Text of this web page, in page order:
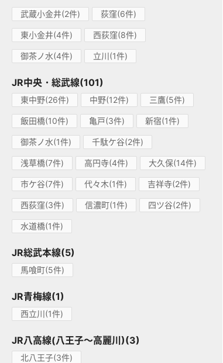
武蔵小金井(2件) 荻窪(6件)
東小金井(4件) 西荻窪(8件)
御茶ノ水(4件) 立川(1件)
JR中央・総武線(101)
東中野(26件) 中野(12件) 三鷹(5件)
飯田橋(10件) 亀戸(3件) 新宿(1件)
御茶ノ水(1件) 千駄ケ谷(2件)
浅草橋(7件) 高円寺(4件) 大久保(14件)
市ケ谷(7件) 代々木(1件) 吉祥寺(2件)
西荻窪(3件) 信濃町(1件) 四ツ谷(2件)
水道橋(1件)
JR総武本線(5)
馬喰町(5件)
JR青梅線(1)
西立川(1件)
JR八高線(八王子～高麗川)(3)
北八王子(3件)